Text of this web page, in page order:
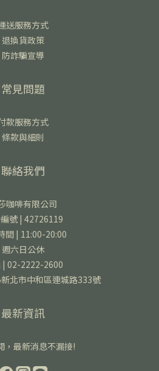
送服務方式
退換貨政策
防詐騙宣導
常見問題
款服務方式
條款與細則
聯絡我們
咖啡有限公司
號 | 42726119
間 | 11:00-20:00
週六日公休
| 02-2222-2600
北市中和區連城路333號
最新資訊
，最新消息不漏接!